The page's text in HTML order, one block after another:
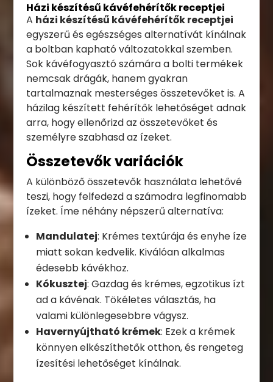
Házi készítésű kávéfehérítők receptjei
A házi készítésű kávéfehérítők receptjei
egyszerű és egészséges alternatívát kínálnak
a boltban kapható változatokkal szemben.
Sok kávéfogyasztó számára a bolti termékek
nemcsak drágák, hanem gyakran
tartalmaznak mesterséges összetevőket is. A
házilag készített fehérítők lehetőséget adnak
arra, hogy ellenőrizd az összetevőket és
személyre szabhasd az ízeket.
Összetevők variációk
A különböző összetevők használata lehetővé
teszi, hogy felfedezd a számodra legfinomabb
ízeket. Íme néhány népszerű alternatíva:
Mandulatej: Krémes textúrája és enyhe íze
miatt sokan kedvelik. Kiválóan alkalmas
édesebb kávékhoz.
Kókusztej: Gazdag és krémes, egzotikus ízt
ad a kávénak. Tökéletes választás, ha
valami különlegesebbre vágysz.
Havernyújtható krémek: Ezek a krémek
könnyen elkészíthetők otthon, és rengeteg
ízesítési lehetőséget kínálnak.